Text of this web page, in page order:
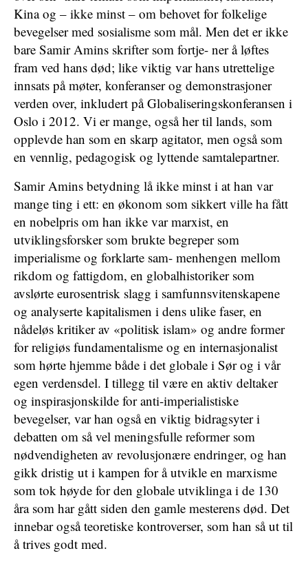
Kina og – ikke minst – om behovet for folkelige
bevegelser med sosialisme som mål. Men det er ikke
bare Samir Amins skrifter som fortje- ner å løftes
fram ved hans død; like viktig var hans utrettelige
innsats på møter, konferanser og demonstrasjoner
verden over, inkludert på Globaliseringskonferansen i
Oslo i 2012. Vi er mange, også her til lands, som
opplevde han som en skarp agitator, men også som
en vennlig, pedagogisk og lyttende samtalepartner.
Samir Amins betydning lå ikke minst i at han var
mange ting i ett: en økonom som sikkert ville ha fått
en nobelpris om han ikke var marxist, en
utviklingsforsker som brukte begreper som
imperialisme og forklarte sam- menhengen mellom
rikdom og fattigdom, en globalhistoriker som
avslørte eurosentrisk slagg i samfunnsvitenskapene
og analyserte kapitalismen i dens ulike faser, en
nådeløs kritiker av «politisk islam» og andre former
for religiøs fundamentalisme og en internasjonalist
som hørte hjemme både i det globale i Sør og i vår
egen verdensdel. I tillegg til være en aktiv deltaker
og inspirasjonskilde for anti-imperialistiske
bevegelser, var han også en viktig bidragsyter i
debatten om så vel meningsfulle reformer som
nødvendigheten av revolusjonære endringer, og han
gikk dristig ut i kampen for å utvikle en marxisme
som tok høyde for den globale utviklinga i de 130
åra som har gått siden den gamle mesterens død. Det
innebar også teoretiske kontroverser, som han så ut til
å trives godt med.